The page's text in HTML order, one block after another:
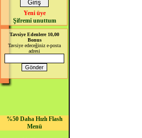
Yeni üye
Şifremi unuttum
Tavsiye Edenlere 10,00
Bonus
Tavsiye edeceğiniz e-posta
adresi
%50 Daha Hızlı Flash
Menü